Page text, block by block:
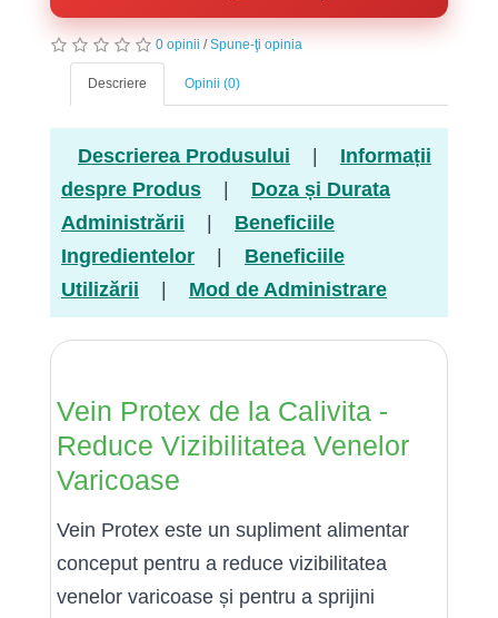
0 opinii /Spune-ţi opinia
Descriere Opinii (0)
Descrierea Produsului
Informații
despre Produs
Doza și Durata
Administrării
Beneficiile
Ingredientelor
Beneficiile
Utilizării
Mod de Administrare
Vein Protex de la Calivita -
Reduce Vizibilitatea Venelor
Varicoase
Vein Protex este un supliment alimentar
conceput pentru a reduce vizibilitatea
venelor varicoase și pentru a sprijini